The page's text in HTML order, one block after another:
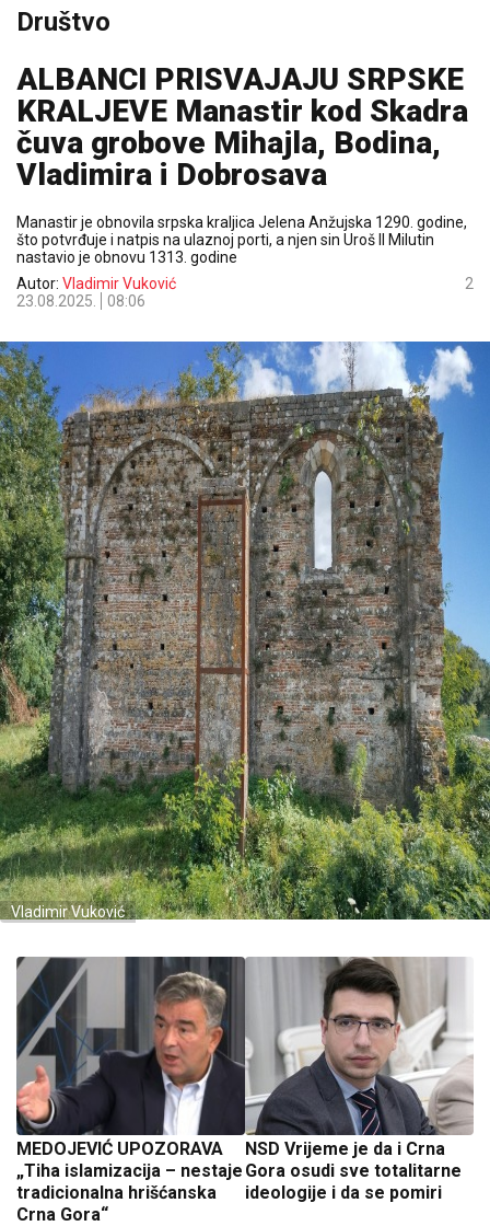
Društvo
ALBANCI PRISVAJAJU SRPSKE
KRALJEVE Manastir kod Skadra
čuva grobove Mihajla, Bodina,
Vladimira i Dobrosava
Manastir je obnovila srpska kraljica Jelena Anžujska 1290. godine,
što potvrđuje i natpis na ulaznoj porti, a njen sin Uroš II Milutin
nastavio je obnovu 1313. godine
Autor: Vladimir Vuković
23.08.2025.
08:06
2
Vladimir Vuković
MEDOJEVIĆ UPOZORAVA
„Tiha islamizacija – nestaje
tradicionalna hrišćanska
Crna Gora“
NSD Vrijeme je da i Crna
Gora osudi sve totalitarne
ideologije i da se pomiri